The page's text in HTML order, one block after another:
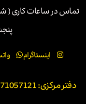
تماس در ساعات کاری ( شنبه
اینستاگرام
دفتر مرکزی: 02171057121